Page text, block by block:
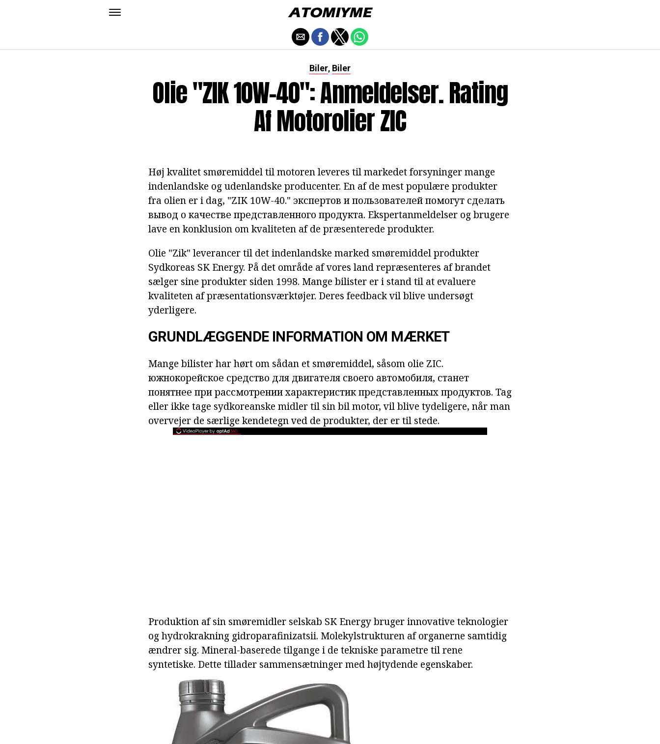
Biler, Biler
Olie "ZIK 10W-40": Anmeldelser. Rating
Af Motorolier ZIC
Høj kvalitet smøremiddel til motoren leveres til markedet forsyninger mange
indenlandske og udenlandske producenter. En af de mest populære produkter
fra olien er i dag, "ZIK 10W-40." экспертов и пользователей помогут сделать
вывод о качестве представленного продукта. Ekspertanmeldelser og brugere
lave en konklusion om kvaliteten af de præsenterede produkter.
Olie "Zik" leverancer til det indenlandske marked smøremiddel produkter
Sydkoreas SK Energy. På det område af vores land repræsenteres af brandet
sælger sine produkter siden 1998. Mange bilister er i stand til at evaluere
kvaliteten af præsentationsværktøjer. Deres feedback vil blive undersøgt
yderligere.
GRUNDLÆGGENDE INFORMATION OM MÆRKET
Mange bilister har hørt om sådan et smøremiddel, såsom olie ZIC.
южнокорейское средство для двигателя своего автомобиля, станет
понятнее при рассмотрении характеристик представленных продуктов. Tag
eller ikke tage sydkoreanske midler til sin bil motor, vil blive tydeligere, når man
overvejer de særlige kendetegn ved de produkter, der er til stede.
Produktion af sin smøremidler selskab SK Energy bruger innovative teknologier
og hydrokrakning gidroparafinizatsii. Molekylstrukturen af organerne samtidig
ændrer sig. Mineral-baserede tilgange i de tekniske parametre til rene
syntetiske. Dette tillader sammensætninger med højtydende egenskaber.